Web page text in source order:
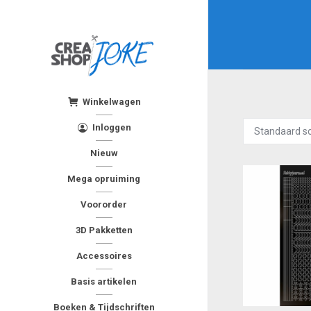
Winkelwagen
Inloggen
Nieuw
Mega opruiming
Voororder
3D Pakketten
Accessoires
Basis artikelen
Boeken & Tijdschriften